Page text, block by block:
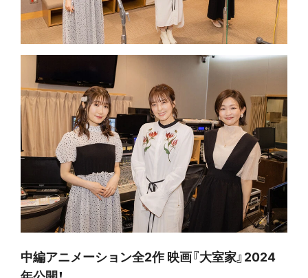
中編アニメーション全2作 映画『大室家』2024